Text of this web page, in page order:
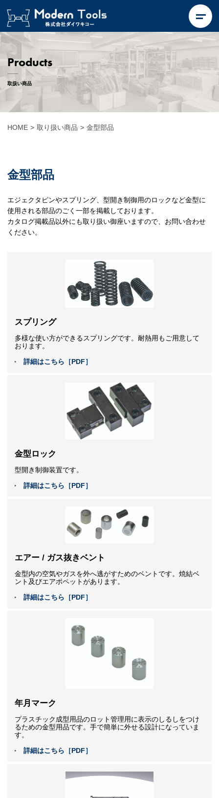
Products
取扱い商品
HOME > 取り扱い商品 > 金型部品
金型部品
エジェクタピンやスプリング、型開き制御用のロックなど金型に
使用される部品のごく一部を掲載しております。
カタログ掲載品以外にも取り扱い御座いますので、お問い合わせ
ください。
スプリング
多様な使い方ができるスプリングです。耐熱用もご用意して
おります。
詳細はこちら［PDF］
金型ロック
型開き制御装置です。
詳細はこちら［PDF］
エアー / ガス抜きベント
金型内の空気やガスを外へ逃がすためのベントです。焼結ベ
ント及びエアポペットがあります。
詳細はこちら［PDF］
年月マーク
プラスチック成型用品のロット管理用に表示のしるしをつけ
るための金型用品です。手で簡単に外せる設計になっていま
す。
詳細はこちら［PDF］